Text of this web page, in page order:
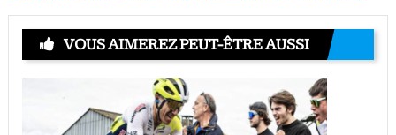
VOUS AIMEREZ PEUT-ÊTRE AUSSI